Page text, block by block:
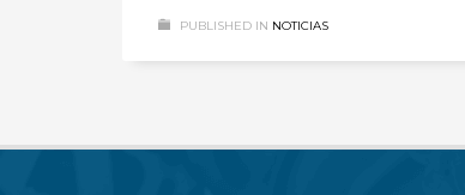
PUBLISHED IN NOTICIAS